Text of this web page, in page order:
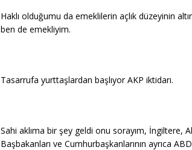
Haklı olduğumu da emeklilerin açlık düzeyinin
ben de emekliyim.
Tasarrufa yurttaşlardan başlıyor AKP iktidarı.
Sahi aklıma bir şey geldi onu sorayım, İngiltere,
Başbakanları ve Cumhurbaşkanlarının ayrıca